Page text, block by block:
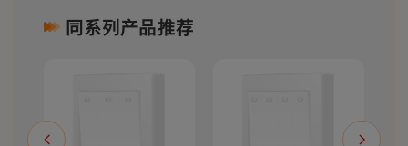
同系列产品推荐